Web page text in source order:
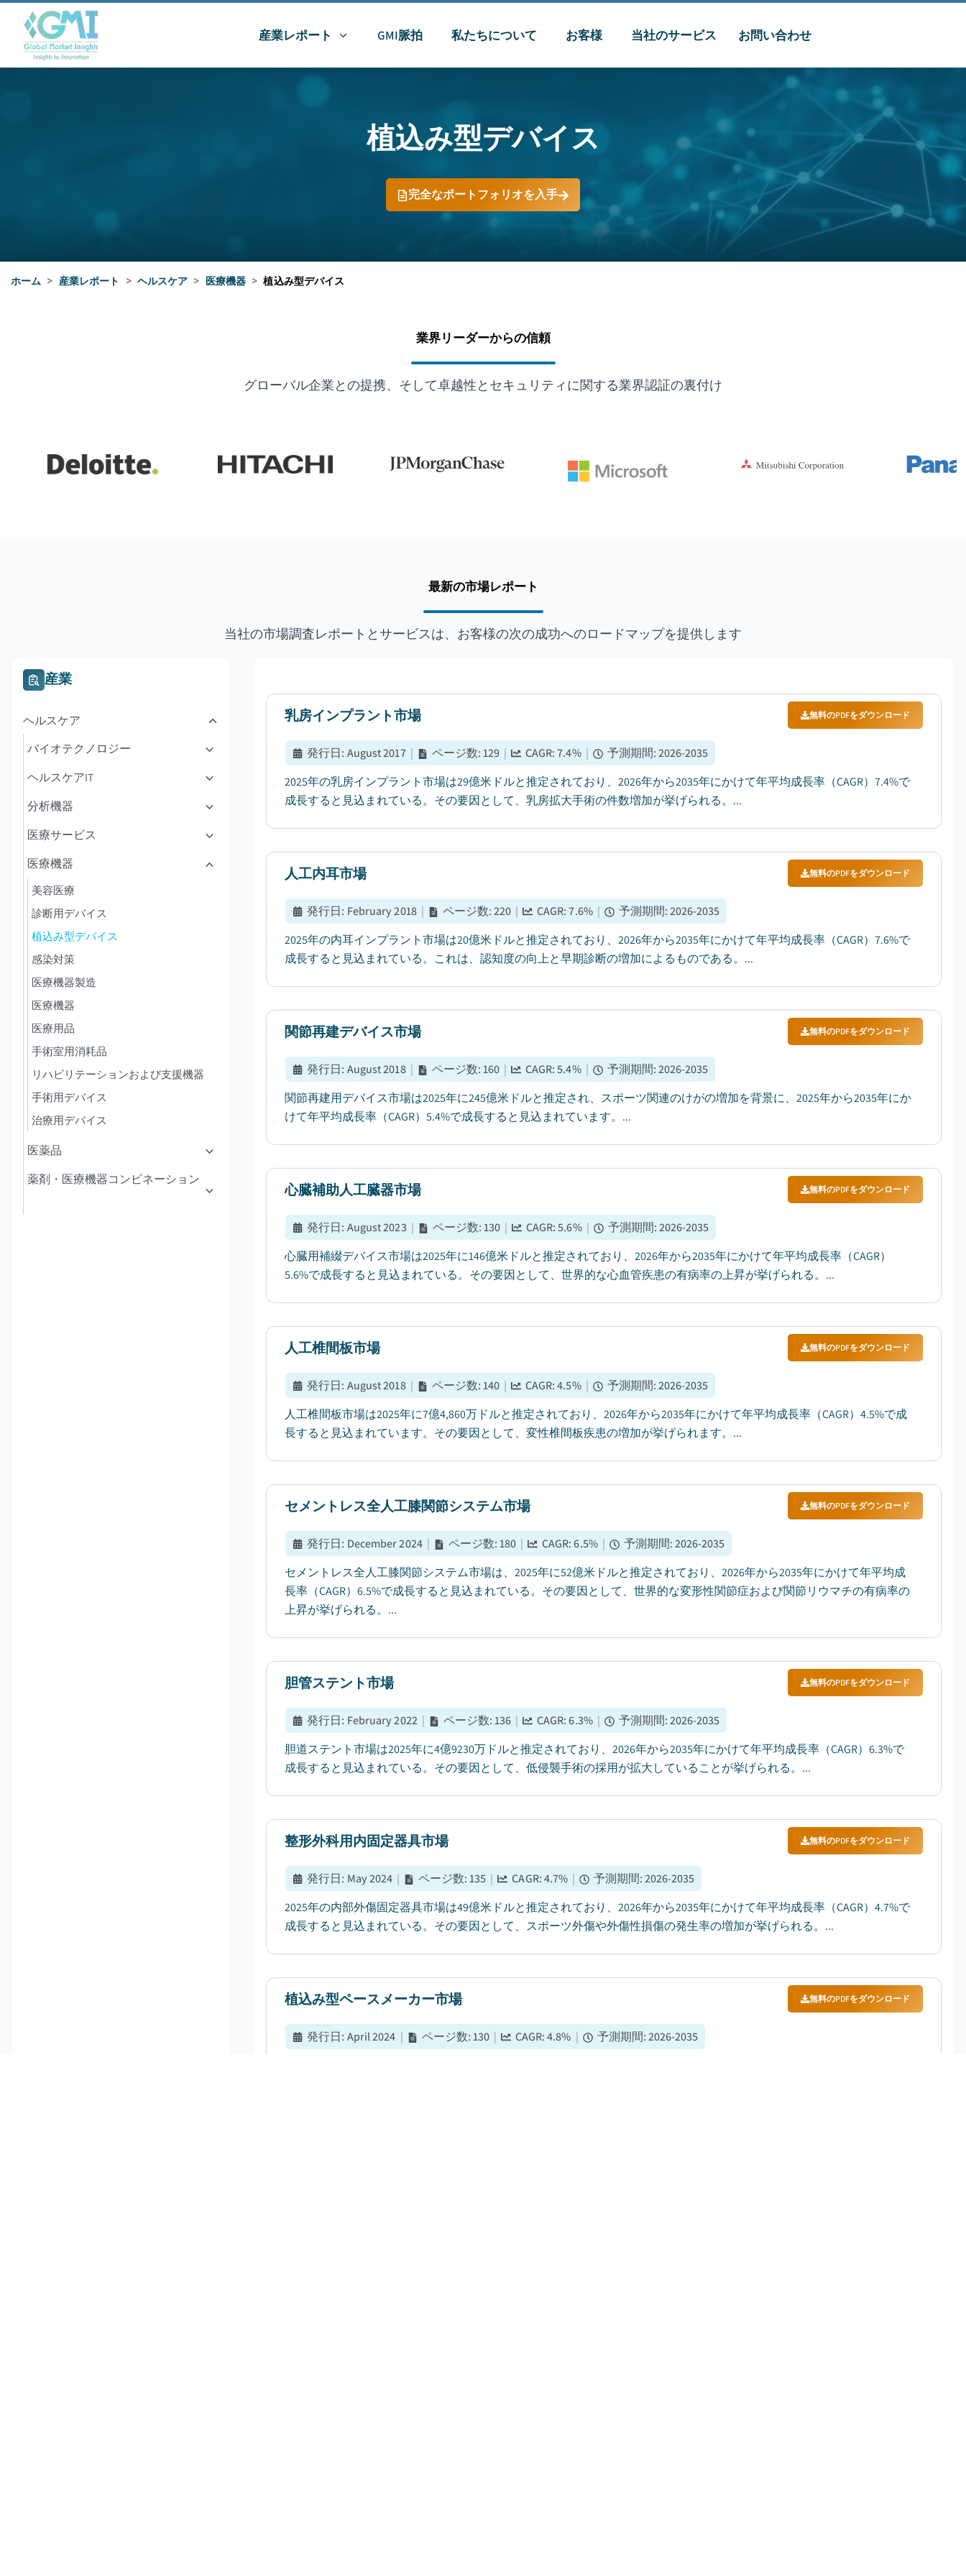
産業レポート GMI脈拍 私たちについて お客様 当社のサービス お問い合わせ
植込み型デバイス
完全なポートフォリオを入手
ホーム > 産業レポート > ヘルスケア > 医療機器 > 植込み型デバイス
業界リーダーからの信頼
グローバル企業との提携、そして卓越性とセキュリティに関する業界認証の裏付け
最新の市場レポート
当社の市場調査レポートとサービスは、お客様の次の成功へのロードマップを提供します
産業
ヘルスケア
バイオテクノロジー
ヘルスケアIT
分析機器
医療サービス
医療機器
美容医療
診断用デバイス
植込み型デバイス
感染対策
医療機器製造
医療機器
医療用品
手術室用消耗品
リハビリテーションおよび支援機器
手術用デバイス
治療用デバイス
医薬品
薬剤・医療機器コンビネーション
乳房インプラント市場 無料のPDFをダウンロード
発行日: August 2017 | ページ数:129 | CAGR:7.4% | 予測期間:2026-2035
2025年の乳房インプラント市場は29億米ドルと推定されており、2026年から2035年にかけて年平均成長率（CAGR）7.4%で
成長すると見込まれている。その要因として、乳房拡大手術の件数増加が挙げられる。...
人工内耳市場 無料のPDFをダウンロード
発行日: February 2018 | ページ数:220 | CAGR:7.6% | 予測期間:2026-2035
2025年の内耳インプラント市場は20億米ドルと推定されており、2026年から2035年にかけて年平均成長率（CAGR）7.6%で
成長すると見込まれている。これは、認知度の向上と早期診断の増加によるものである。...
関節再建デバイス市場 無料のPDFをダウンロード
発行日: August 2018 | ページ数:160 | CAGR:5.4% | 予測期間:2026-2035
関節再建用デバイス市場は2025年に245億米ドルと推定され、スポーツ関連のけがの増加を背景に、2025年から2035年にか
けて年平均成長率（CAGR）5.4%で成長すると見込まれています。...
心臓補助人工臓器市場 無料のPDFをダウンロード
発行日: August 2023 | ページ数:130 | CAGR:5.6% | 予測期間:2026-2035
心臓用補綴デバイス市場は2025年に146億米ドルと推定されており、2026年から2035年にかけて年平均成長率（CAGR）
5.6%で成長すると見込まれている。その要因として、世界的な心血管疾患の有病率の上昇が挙げられる。...
人工椎間板市場 無料のPDFをダウンロード
発行日: August 2018 | ページ数:140 | CAGR:4.5% | 予測期間:2026-2035
人工椎間板市場は2025年に7億4,860万ドルと推定されており、2026年から2035年にかけて年平均成長率（CAGR）4.5%で成
長すると見込まれています。その要因として、変性椎間板疾患の増加が挙げられます。...
セメントレス全人工膝関節システム市場 無料のPDFをダウンロード
発行日: December 2024 | ページ数:180 | CAGR:6.5% | 予測期間:2026-2035
セメントレス全人工膝関節システム市場は、2025年に52億米ドルと推定されており、2026年から2035年にかけて年平均成
長率（CAGR）6.5%で成長すると見込まれている。その要因として、世界的な変形性関節症および関節リウマチの有病率の
上昇が挙げられる。...
胆管ステント市場 無料のPDFをダウンロード
発行日: February 2022 | ページ数:136 | CAGR:6.3% | 予測期間:2026-2035
胆道ステント市場は2025年に4億9230万ドルと推定されており、2026年から2035年にかけて年平均成長率（CAGR）6.3%で
成長すると見込まれている。その要因として、低侵襲手術の採用が拡大していることが挙げられる。...
整形外科用内固定器具市場 無料のPDFをダウンロード
発行日: May 2024 | ページ数:135 | CAGR:4.7% | 予測期間:2026-2035
2025年の内部外傷固定器具市場は49億米ドルと推定されており、2026年から2035年にかけて年平均成長率（CAGR）4.7%で
成長すると見込まれている。その要因として、スポーツ外傷や外傷性損傷の発生率の増加が挙げられる。...
植込み型ペースメーカー市場 無料のPDFをダウンロード
発行日: April 2024 | ページ数:130 | CAGR:4.8% | 予測期間:2026-2035